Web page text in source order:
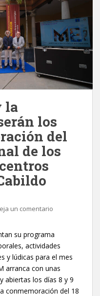
la
los
del
de los
un comentario
su programa
actividades
y lúdicas para el mes
arranca con unas
abiertas los días 8 y 9
conmemoración del 18